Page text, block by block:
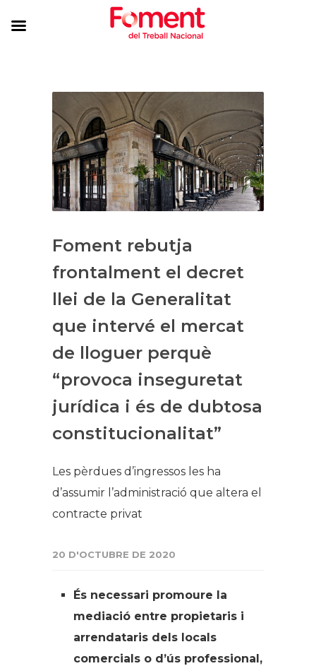
Foment rebutja
frontalment el decret
llei de la Generalitat
que intervé el mercat
de lloguer perquè
“provoca inseguretat
jurídica i és de dubtosa
constitucionalitat”
Les pèrdues d’ingressos les ha
d’assumir l’administració que altera el
contracte privat
20 D'OCTUBRE DE 2020
És necessari promoure la
mediació entre propietaris i
arrendataris dels locals
comercials o d’ús professional,